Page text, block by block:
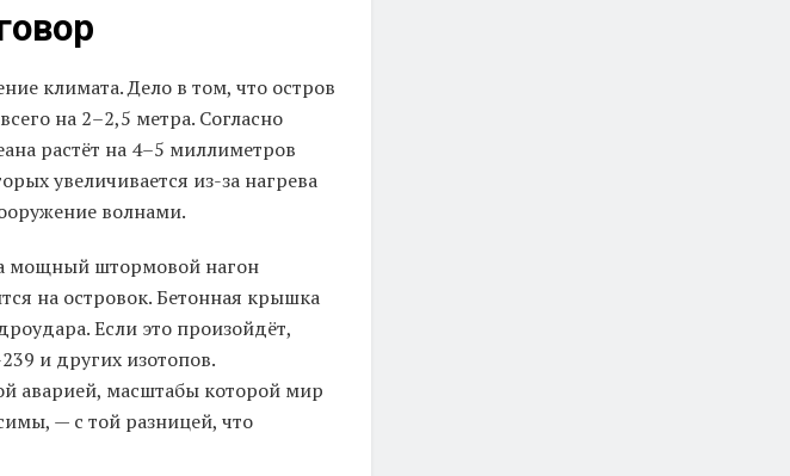
климата. Дело в том, что остров
на 2–2,5 метра. Согласно
растёт на 4–5 миллиметров
увеличивается из-за нагрева
волнами.
мощный штормовой нагон
на островок. Бетонная крышка
Если это произойдёт,
и других изотопов.
аварией, масштабы которой мир
— с той разницей, что